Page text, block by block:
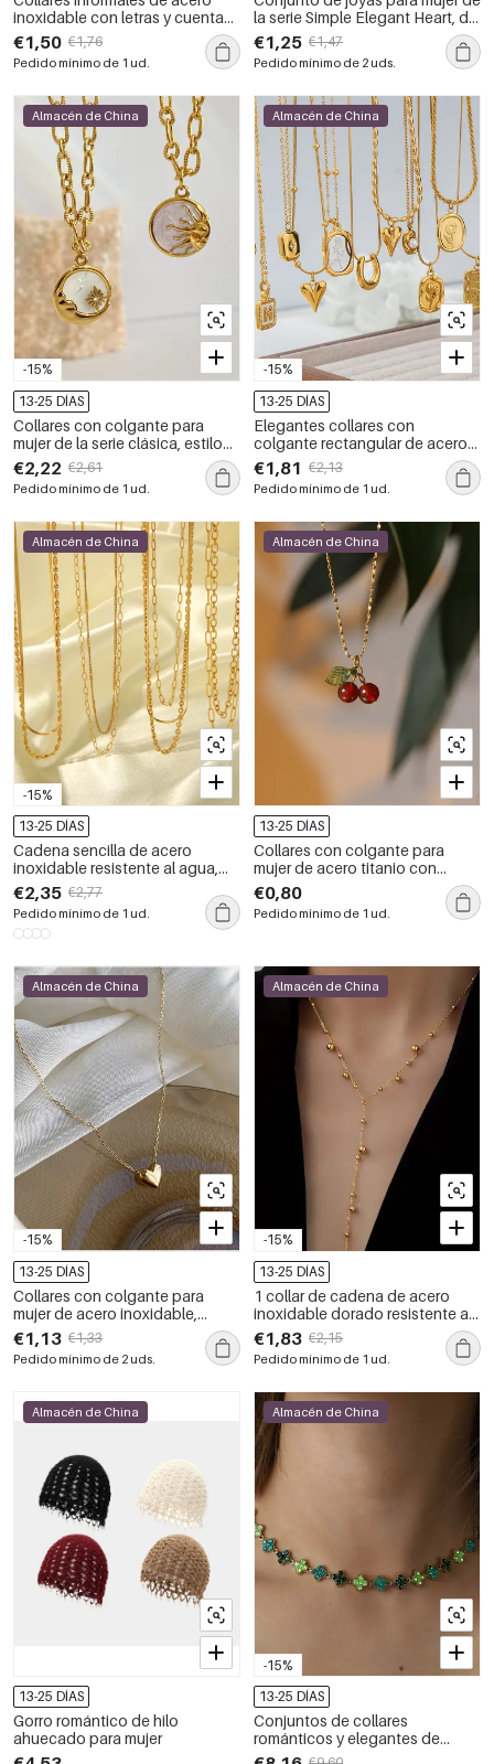
inoxidable con letras y cuentas
para mujer.
€1,50 €1,76
Pedido mínimo de 1 ud.
la serie Simple Elegant Heart, de
acero inoxidable, resistente al
agua y color dorado.
€1,25 €1,47
Pedido mínimo de 2 uds.
-15%
Almacén de China
13-25 DÍAS
Collares con colgante para
mujer de la serie clásica, estilo
retro, con diseño de sol y luna,
fabricados en acero inoxidable
y resistentes al agua, en color
€2,22 €2,61
Pedido mínimo de 1 ud.
-15%
Almacén de China
13-25 DÍAS
Elegantes collares con
colgante rectangular de acero
inoxidable color dorado con
forma de corazón y gota de flor
para mujer.
€1,81 €2,13
Pedido mínimo de 1 ud.
-15%
Almacén de China
13-25 DÍAS
Cadena sencilla de acero
inoxidable resistente al agua,
color dorado, para mujer.
€2,35 €2,77
Pedido mínimo de 1 ud.
Almacén de China
13-25 DÍAS
Collares con colgante para
mujer de acero titanio con
diseño de cereza dulce, de la
serie romántica.
€0,80
Pedido mínimo de 1 ud.
-15%
Almacén de China
13-25 DÍAS
Collares con colgante para
mujer de acero inoxidable,
modelo Simple Series Classic
Droplet Heart, resistentes al
agua.
€1,13 €1,33
Pedido mínimo de 2 uds.
-15%
Almacén de China
13-25 DÍAS
1 collar de cadena de acero
inoxidable dorado resistente al
agua para mujer, serie simple,
para uso diario.
€1,83 €2,15
Pedido mínimo de 1 ud.
Almacén de China
13-25 DÍAS
Gorro romántico de hilo
ahuecado para mujer
-15%
Almacén de China
13-25 DÍAS
Conjuntos de collares
románticos y elegantes de
trébol de acero inoxidable,